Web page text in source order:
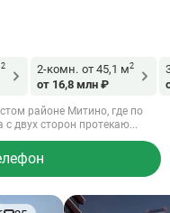
2 2-комн. от 45,1 м2
от 16,8 млн ₽
районе Митино, где по
двух сторон протекаю...